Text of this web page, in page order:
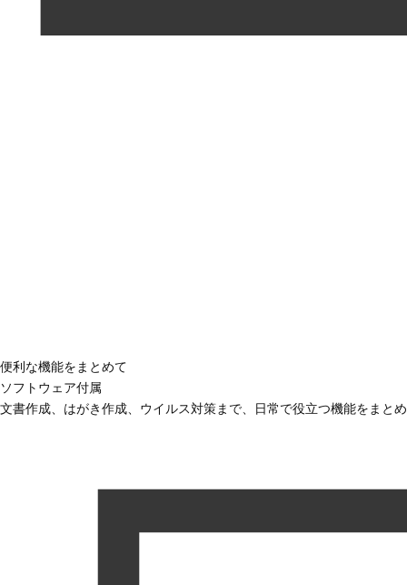
便利な機能をまとめて
ソフトウェア付属
文書作成、はがき作成、ウイルス対策まで、日常で役立つ機能をまと